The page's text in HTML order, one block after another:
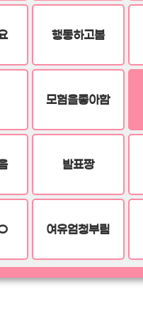
행동하고봄
모험을좋아함
발표짱
여유엄청부림